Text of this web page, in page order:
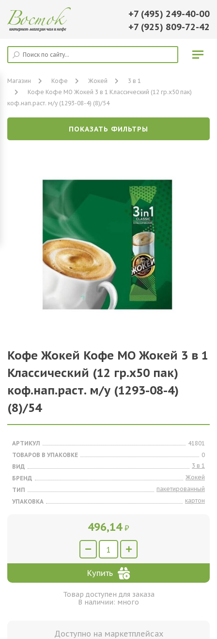
+7 (495) 249-40-00
+7 (925) 809-72-42
Магазин Кофе Жокей
3 в 1
Кофе Кофе МО Жокей 3 в 1 Классический (12 гр.х50 пак)
коф.нап.раст. м/у (1293-08-4) (8)/54
ПОКАЗАТЬ ФИЛЬТРЫ
Кофе Жокей Кофе МО Жокей 3 в 1
Классический (12 гр.х50 пак)
коф.нап.раст. м/у (1293-08-4)
(8)/54
АРТИКУЛ
41801
ТОВАРОВ В УПАКОВКЕ
0
ВИД
3 в 1
БРЕНД
Жокей
ТИП
пакетированный
УПАКОВКА
картон
496,14 ₽
Купить
Товар доступен для заказа
В наличии: много
Доступно на маркетплейсах